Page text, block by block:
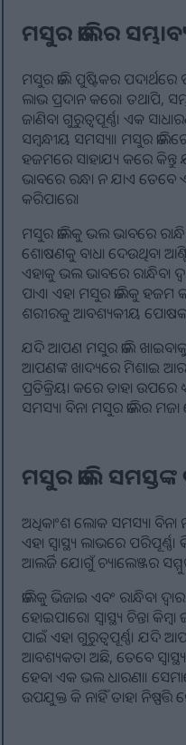
ମସୁର ଡାଲିର ସମ୍ଭାବ୍ୟ
ମସୁର ଡାଲି ପୁଷ୍ଟିକର ପଦାର୍ଥରେ
ଲାଭ ପ୍ରଦାନ କରେ। ତଥାପି,
ଜାଣିବା ଗୁରୁତ୍ୱପୂର୍ଣ୍ଣ। ଏକ
ସମ୍ବନ୍ଧୀୟ ସମସ୍ୟା। ମସୁର
ହଜମରେ ସାହାଯ୍ୟ କରେ କିନ୍ତୁ
ଭାବରେ ରନ୍ଧା ନ ଯାଏ ତେବେ
କରିପାରେ।
ମସୁର ଡାଲିକୁ ଭଲ ଭାବରେ ରାନ୍ଧି
ଶୋଷଣକୁ ବାଧା ଦେଉଥିବା
ଏହାକୁ ଭଲ ଭାବରେ ରାନ୍ଧିବା
ପାଏ। ଏହା ମସୁର ଡାଲିକୁ
ଶରୀରକୁ ଆବଶ୍ୟକୀୟ ପୋଷକ
ଯଦି ଆପଣ ମସୁର ଡାଲି
ଆପଣଙ୍କ ଖାଦ୍ୟରେ ମିଶାଇ
ପ୍ରତିକ୍ରିୟା କରେ ତାହା
ସମସ୍ୟା ବିନା ମସୁର ଡାଲିର
ମସୁର ଡାଲି
ଅଧିକାଂଶ ଲୋକ ସମସ୍ୟା
ଏହା ସ୍ୱାସ୍ଥ୍ୟ ଲାଭରେ
ଆଲର୍ଜି ଯୋଗୁଁ ଚ୍ୟାଲେଞ୍ଜର
ଡାଲିକୁ ଭିଜାଇ ଏବଂ ରାନ୍ଧିବା
ହୋଇପାରେ। ସ୍ୱାସ୍ଥ୍ୟ ଚିନ୍ତା
ପାଇଁ ଏହା ଗୁରୁତ୍ୱପୂର୍ଣ୍ଣ। ଯଦି
ଆବଶ୍ୟକତା ଅଛି, ତେବେ
ହେବା ଏକ ଭଲ ଧାରଣା।
ଉପଯୁକ୍ତ କି ନାହିଁ ତାହା ନିଷ୍ପତ୍ତି